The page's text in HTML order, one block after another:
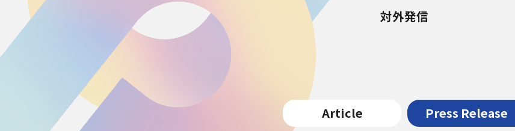
プ
対外発信
Article Press Release